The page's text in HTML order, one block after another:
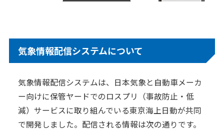
気象情報配信システムについて
気象情報配信システムは、日本気象と自動車メーカ
ー向けに保管ヤードでのロスプリ（事故防止・低
減）サービスに取り組んでいる東京海上日動が共同
で開発しました。配信される情報は次の通りです。